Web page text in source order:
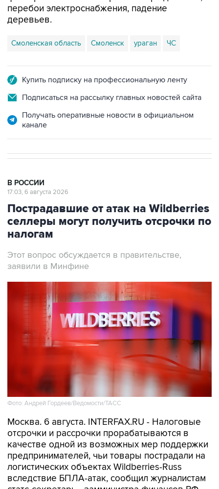
перебои электроснабжения, падение
деревьев.
Смоленская область Смоленск ураган ЧС
Купить подписку на профессиональную ленту
Подписаться на рассылку главных новостей сайта
Получать оперативные новости в официальном
канале
В РОССИИ
17:03, 6 августа 2026
Пострадавшие от атак на Wildberries
селлеры могут получить отсрочки по
налогам
Этот вопрос обсуждается в правительстве,
заявили в Минфине
Фото: Андрей Гордеев/Ведомости/ТАСС
Москва. 6 августа. INTERFAX.RU - Налоговые
отсрочки и рассрочки прорабатываются в
качестве одной из возможных мер поддержки
предпринимателей, чьи товары пострадали на
логистических объектах Wildberries-Russ
вследствие БПЛА-атак, сообщил журналистам